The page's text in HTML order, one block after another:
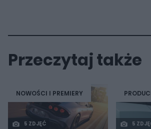
Przeczytaj także
NOWOŚCI I PREMIERY
5 ZDJĘĆ 5